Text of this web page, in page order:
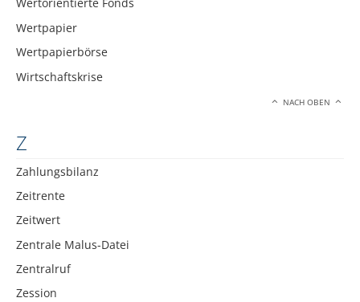
Wertorientierte Fonds
Wertpapier
Wertpapierbörse
Wirtschaftskrise
NACH OBEN
Z
Zahlungsbilanz
Zeitrente
Zeitwert
Zentrale Malus-Datei
Zentralruf
Zession